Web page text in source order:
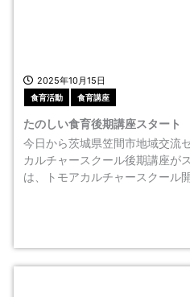
2025年10月15日
食育活動 食育講座
たのしい食育後期講座スタート
今日から茨城県笠間市地域交流
カルチャースクール後期講座が
は、トモアカルチャースクール